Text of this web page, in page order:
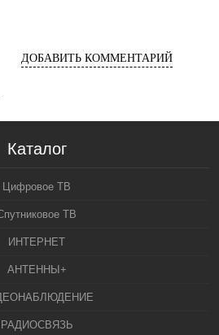
ДОБАВИТЬ КОММЕНТАРИЙ
Каталог
Цифровое ТВ
ТВ
ИНТЕРНЕТ
АНТЕННЫ+
РАДИОСВЯЗЬ